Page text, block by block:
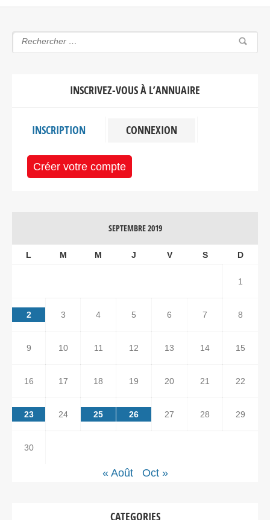
INSCRIVEZ-VOUS À L’ANNUAIRE
INSCRIPTION CONNEXION
Créer votre compte
SEPTEMBRE 2019
L M M J V S D
1
2 3 4 5 6 7 8
9 10 11 12 13 14 15
16 17 18 19 20 21 22
23 24 25 26 27 28 29
30
« Août Oct »
CATEGORIES